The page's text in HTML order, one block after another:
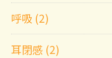
呼吸 (2)
耳閉感 (2)